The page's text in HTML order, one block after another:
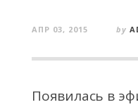
АПР 03, 2015 by
Появилась в